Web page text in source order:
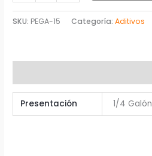
SKU: PEGA-15 Categoría:Aditivos
Presentación 1/4 Galón